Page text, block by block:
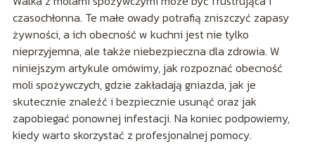
czasochłonna. Te małe owady potrafią zniszczyć zapasy
żywności, a ich obecność w kuchni jest nie tylko
nieprzyjemna, ale także niebezpieczna dla zdrowia. W
niniejszym artykule omówimy, jak rozpoznać obecność
moli spożywczych, gdzie zakładają gniazda, jak je
skutecznie znaleźć i bezpiecznie usunąć oraz jak
zapobiegać ponownej infestacji. Na koniec podpowiemy,
kiedy warto skorzystać z profesjonalnej pomocy.